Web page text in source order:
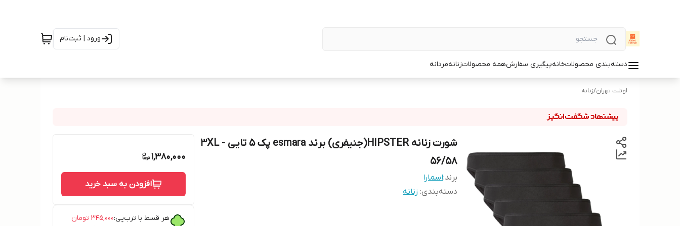
ورود | ثبت‌نام
دسته‌بندی محصولاتخانهپیگیری سفارشهمه محصولاتزنانهمردانه
اوتلت تهران/زنانه
شورت زنانه HIPSTER(جنیفری) برند esmara پک 5 تایی - 3XL
56/58
برند:اسمارا
دسته‌بندی: زنانه
1,380,000
افزودن به سبد خرید
هر قسط با ترب‌پی:۳۴۵٬۰۰۰ تومان